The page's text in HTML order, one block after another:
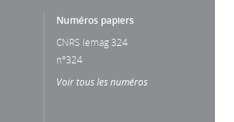
Numéros papiers
CNRS lemag 324
n°324
Voir tous les numéros